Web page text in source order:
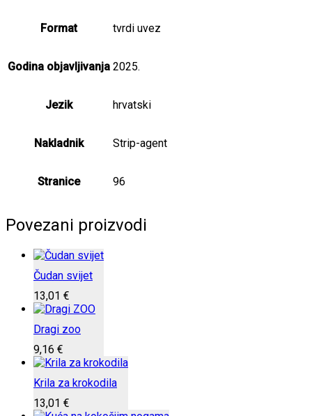
Format tvrdi uvez
Godina objavljivanja 2025.
Jezik hrvatski
Nakladnik Strip-agent
Stranice 96
Povezani proizvodi
Čudan svijet
13,01 €
Dragi zoo
9,16 €
Krila za krokodila
13,01 €